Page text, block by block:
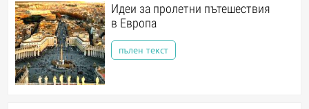
Идеи за пролетни пътешествия
в Европа
пълен текст